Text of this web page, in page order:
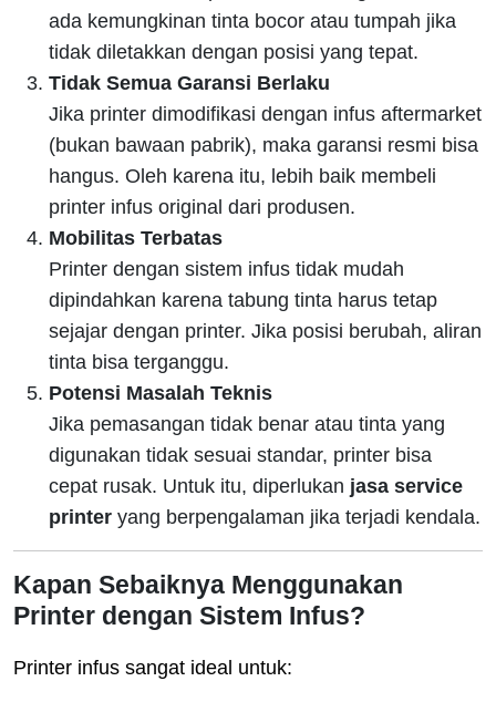
ada kemungkinan tinta bocor atau tumpah jika
tidak diletakkan dengan posisi yang tepat.
Tidak Semua Garansi Berlaku
Jika printer dimodifikasi dengan infus aftermarket
(bukan bawaan pabrik), maka garansi resmi bisa
hangus. Oleh karena itu, lebih baik membeli
printer infus original dari produsen.
Mobilitas Terbatas
Printer dengan sistem infus tidak mudah
dipindahkan karena tabung tinta harus tetap
sejajar dengan printer. Jika posisi berubah, aliran
tinta bisa terganggu.
Potensi Masalah Teknis
Jika pemasangan tidak benar atau tinta yang
digunakan tidak sesuai standar, printer bisa
cepat rusak. Untuk itu, diperlukan jasa service
printer yang berpengalaman jika terjadi kendala.
Kapan Sebaiknya Menggunakan
Printer dengan Sistem Infus?
Printer infus sangat ideal untuk: